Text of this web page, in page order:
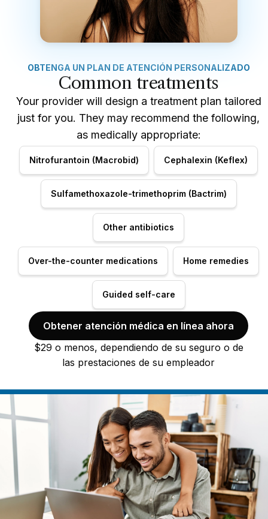
OBTENGA UN PLAN DE ATENCIÓN PERSONALIZADO
Common treatments
Your provider will design a treatment plan tailored
just for you. They may recommend the following,
as medically appropriate:
Nitrofurantoin (Macrobid) Cephalexin (Keflex)
Sulfamethoxazole-trimethoprim (Bactrim)
Other antibiotics
Over-the-counter medications Home remedies
Guided self-care
Obtener atención médica en línea ahora
$29 o menos, dependiendo de su seguro o de
las prestaciones de su empleador